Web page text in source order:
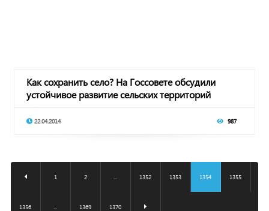
Как сохранить село? На Госсовете обсудили
устойчивое развитие сельских территорий
22.04.2014 987
1 2 1352 1353 1354 1355
1356 1369 1370